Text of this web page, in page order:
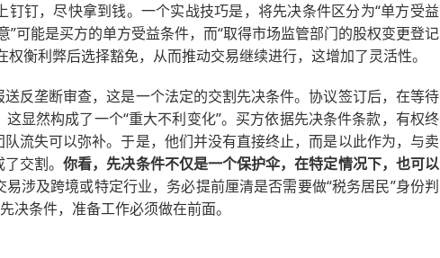
钉，尽快拿到钱。一个实战技巧是，将先决条件区分为“单方受益
”可能是买方的单方受益条件，而“取得市场监管部门的股权变更登记
衡利弊后选择豁免，从而推动交易继续进行，这增加了灵活性。
反垄断审查，这是一个法定的交割先决条件。协议签订后，在等待
显然构成了一个“重大不利变化”。买方依据先决条件条款，有权终
流失可以弥补。于是，他们并没有直接终止，而是以此作为，与卖
了交割。你看，先决条件不仅是一个保护伞，在特定情况下，也可以
涉及跨境或特定行业，务必提前厘清是否需要做“税务居民”身份判
决条件，准备工作必须做在前面。